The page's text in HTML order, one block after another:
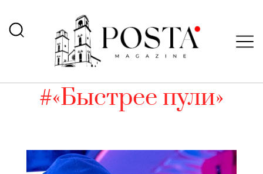
#«Быстрее пули»